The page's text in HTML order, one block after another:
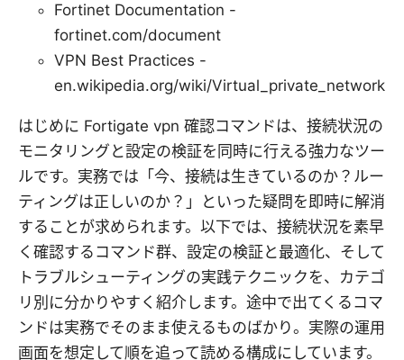
Fortinet Documentation -
fortinet.com/document
VPN Best Practices -
en.wikipedia.org/wiki/Virtual_private_network
はじめに Fortigate vpn 確認コマンドは、接続状況の
モニタリングと設定の検証を同時に行える強力なツー
ルです。実務では「今、接続は生きているのか？ルー
ティングは正しいのか？」といった疑問を即時に解消
することが求められます。以下では、接続状況を素早
く確認するコマンド群、設定の検証と最適化、そして
トラブルシューティングの実践テクニックを、カテゴ
リ別に分かりやすく紹介します。途中で出てくるコマ
ンドは実務でそのまま使えるものばかり。実際の運用
画面を想定して順を追って読める構成にしています。